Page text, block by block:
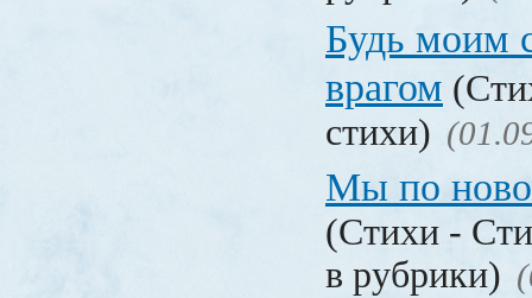
Будь моим
врагом
стихи)
Мы по
(Стихи -
в рубрики)